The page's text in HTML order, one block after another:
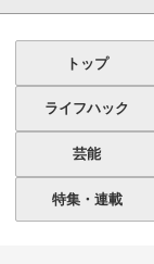
トップ
ライフハック
芸能
特集・連載